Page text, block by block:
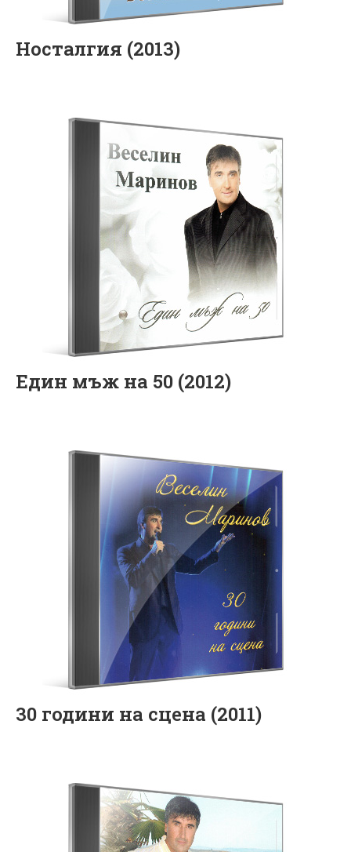
Носталгия (2013)
Един мъж на 50 (2012)
30 години на сцена (2011)